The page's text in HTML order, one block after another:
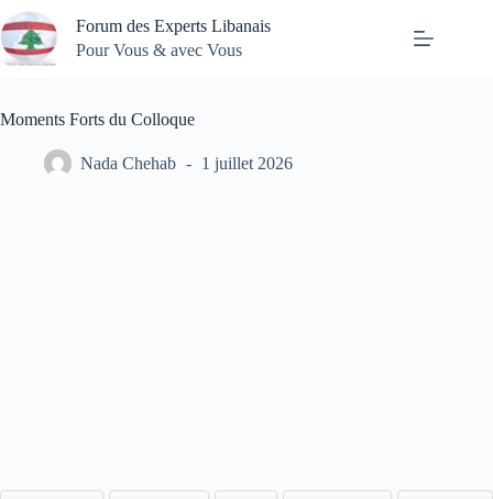
Passer
au
contenu
Forum des Experts Libanais
Pour Vous & avec Vous
Moments Forts du Colloque
Nada Chehab 1 juillet 2026